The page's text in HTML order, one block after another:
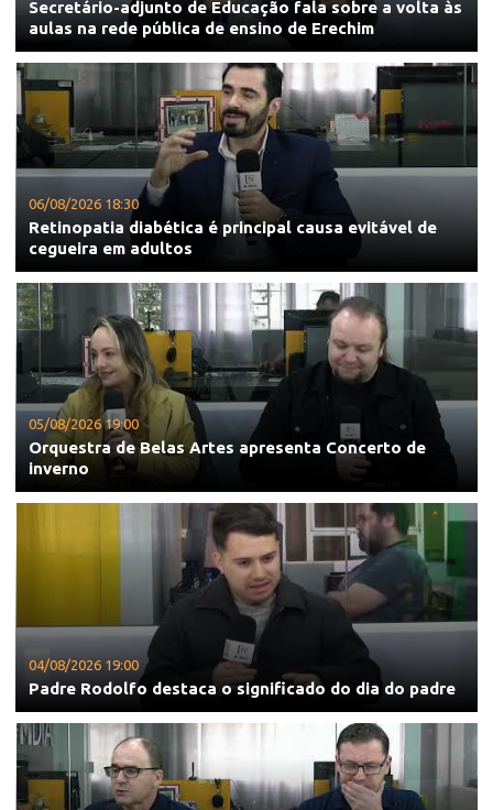
Secretário-adjunto de Educação fala sobre a volta às
aulas na rede pública de ensino de Erechim
06/08/2026 18:30
Retinopatia diabética é principal causa evitável de
cegueira em adultos
05/08/2026 19:00
Orquestra de Belas Artes apresenta Concerto de
inverno
04/08/2026 19:00
Padre Rodolfo destaca o significado do dia do padre